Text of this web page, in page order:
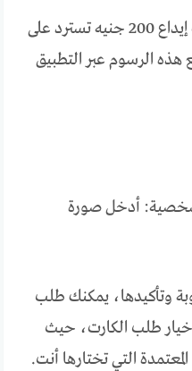
قد يتطلب الحصول على الكارت إيداع 200 جنيه تسترد على
هذه الرسوم عبر التطبيق
أدخل صورة
وتأكيدها، يمكنك طلب
خيار طلب الكارت، حيث
التي تختارها أنت.